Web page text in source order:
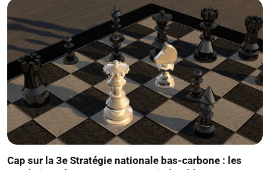
Cap sur la 3e Stratégie nationale bas-carbone : les